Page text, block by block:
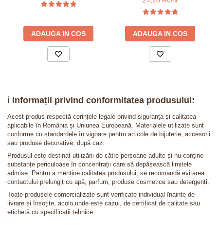
ADAUGA IN COS ADAUGA IN COS
ℹ️ Informații privind conformitatea produsului:
Acest produs respectă cerințele legale privind siguranța și calitatea
aplicabile în România și Uniunea Europeană. Materialele utilizate sunt
conforme cu standardele în vigoare pentru articole de bijuterie, accesorii
sau produse decorative, după caz.
Produsul este destinat utilizării de către persoane adulte și nu conține
substanțe periculoase în concentrații care să depășească limitele
admise. Pentru a menține calitatea produsului, se recomandă evitarea
contactului prelungit cu apă, parfum, produse cosmetice sau detergenți.
Toate produsele comercializate sunt verificate individual înainte de
livrare și însoțite, acolo unde este cazul, de certificat de calitate sau
etichetă cu specificații tehnice.